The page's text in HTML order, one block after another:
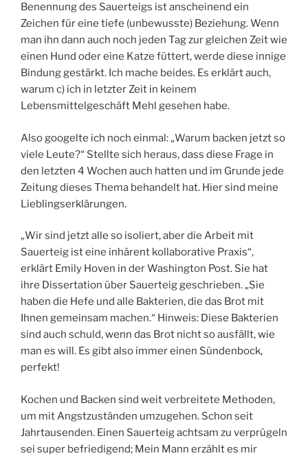
Benennung des Sauerteigs ist anscheinend ein
Zeichen für eine tiefe (unbewusste) Beziehung. Wenn
man ihn dann auch noch jeden Tag zur gleichen Zeit wie
einen Hund oder eine Katze füttert, werde diese innige
Bindung gestärkt. Ich mache beides. Es erklärt auch,
warum c) ich in letzter Zeit in keinem
Lebensmittelgeschäft Mehl gesehen habe.
Also googelte ich noch einmal: „Warum backen jetzt so
viele Leute?“ Stellte sich heraus, dass diese Frage in
den letzten 4 Wochen auch hatten und im Grunde jede
Zeitung dieses Thema behandelt hat. Hier sind meine
Lieblingserklärungen.
„Wir sind jetzt alle so isoliert, aber die Arbeit mit
Sauerteig ist eine inhärent kollaborative Praxis“,
erklärt Emily Hoven in der Washington Post. Sie hat
ihre Dissertation über Sauerteig geschrieben. „Sie
haben die Hefe und alle Bakterien, die das Brot mit
Ihnen gemeinsam machen.“ Hinweis: Diese Bakterien
sind auch schuld, wenn das Brot nicht so ausfällt, wie
man es will. Es gibt also immer einen Sündenbock,
perfekt!
Kochen und Backen sind weit verbreitete Methoden,
um mit Angstzuständen umzugehen. Schon seit
Jahrtausenden. Einen Sauerteig achtsam zu verprügeln
sei super befriedigend; Mein Mann erzählt es mir